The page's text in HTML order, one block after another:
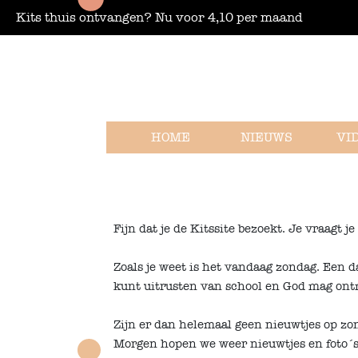
Kits thuis ontvangen? Nu voor 4,10 per maand
HOME NIEUWS
Fijn dat je de Kitssite bezoekt. Je vraagt
Zoals je weet is het vandaag zondag. Een
kunt uitrusten van school en God mag
Zijn er dan helemaal geen nieuwtjes op
Morgen hopen we weer nieuwtjes en